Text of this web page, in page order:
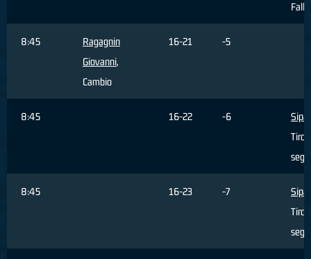
8:45
Ragagnin
Giovanni,
Cambio
16-21 -5
8:45 16-22 -6
Tiro
8:45 16-23 -7
Tiro